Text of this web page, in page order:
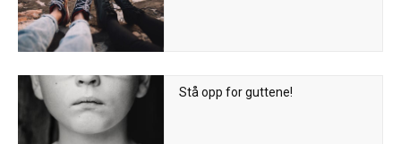
Stå opp for guttene!